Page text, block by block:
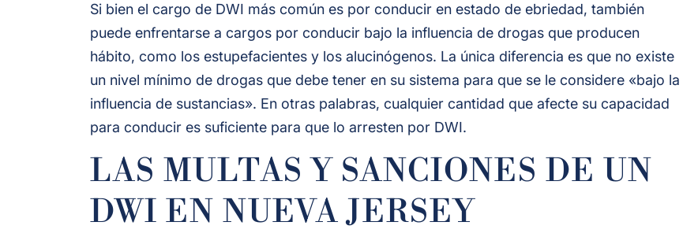
Si bien el cargo de DWI más común es por conducir en estado de ebriedad, también
puede enfrentarse a cargos por conducir bajo la influencia de drogas que producen
hábito, como los estupefacientes y los alucinógenos. La única diferencia es que no existe
un nivel mínimo de drogas que debe tener en su sistema para que se le considere «bajo la
influencia de sustancias». En otras palabras, cualquier cantidad que afecte su capacidad
para conducir es suficiente para que lo arresten por DWI.
LAS MULTAS Y SANCIONES DE UN
DWI EN NUEVA JERSEY